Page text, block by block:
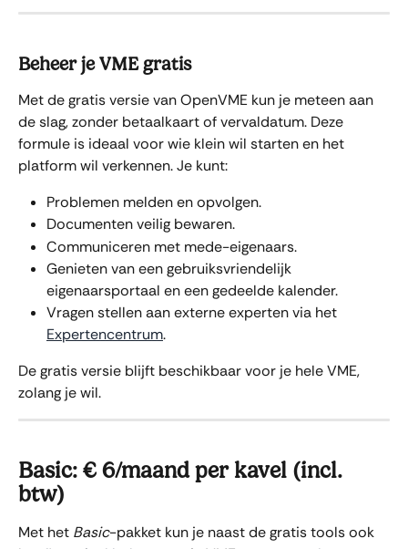
Beheer je VME gratis
Met de gratis versie van OpenVME kun je meteen aan
de slag, zonder betaalkaart of vervaldatum. Deze
formule is ideaal voor wie klein wil starten en het
platform wil verkennen. Je kunt:
Problemen melden en opvolgen.
Documenten veilig bewaren.
Communiceren met mede-eigenaars.
Genieten van een gebruiksvriendelijk
eigenaarsportaal en een gedeelde kalender.
Vragen stellen aan externe experten via het
Expertencentrum.
De gratis versie blijft beschikbaar voor je hele VME,
zolang je wil.
Basic: € 6/maand per kavel (incl.
btw)
Met het Basic-pakket kun je naast de gratis tools ook